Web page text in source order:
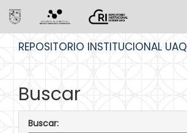
REPOSITORIO INSTITUCIONAL UAQ
Buscar
Buscar: